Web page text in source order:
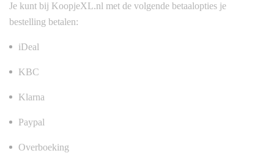
Je kunt bij KoopjeXL.nl met de volgende betaalopties je
bestelling betalen:
iDeal
KBC
Klarna
Paypal
Overboeking